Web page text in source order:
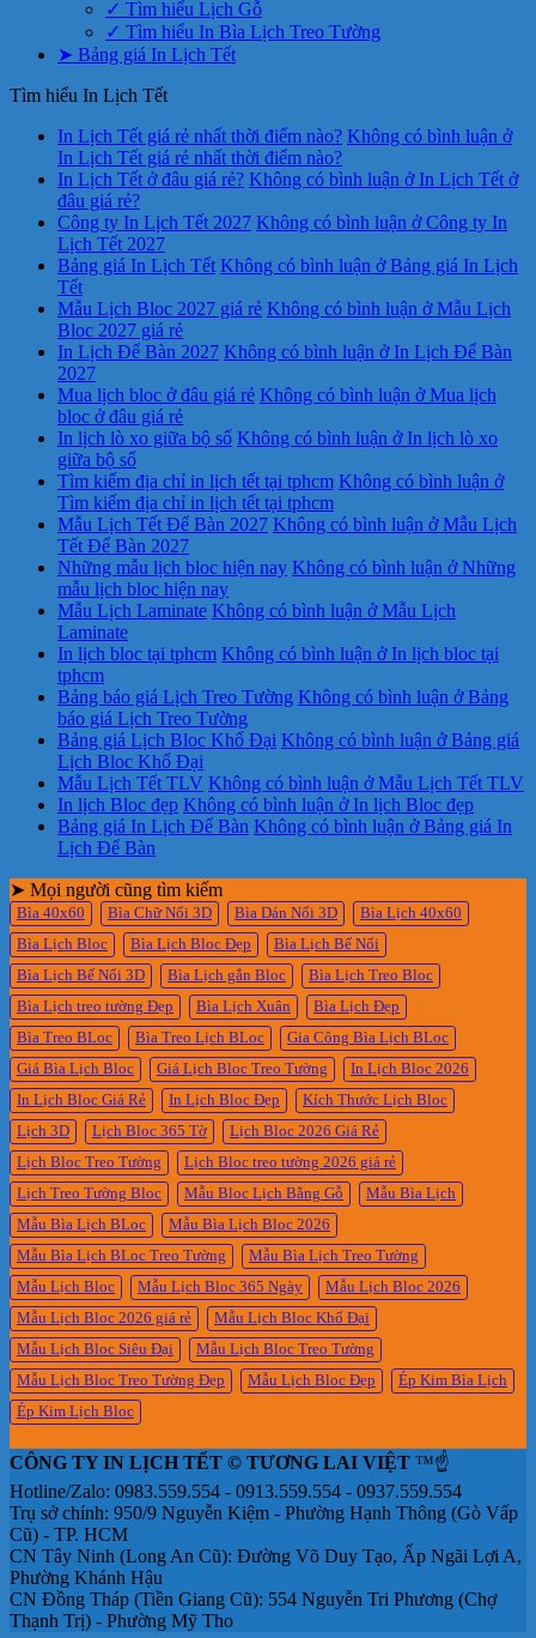
✓ Tìm hiểu Lịch Gỗ
✓ Tìm hiểu In Bìa Lịch Treo Tường
➤ Bảng giá In Lịch Tết
Tìm hiểu In Lịch Tết
In Lịch Tết giá rẻ nhất thời điểm nào? Không có bình luận ở
In Lịch Tết giá rẻ nhất thời điểm nào?
In Lịch Tết ở đâu giá rẻ? Không có bình luận ở In Lịch Tết ở
đâu giá rẻ?
Công ty In Lịch Tết 2027 Không có bình luận ở Công ty In
Lịch Tết 2027
Bảng giá In Lịch Tết Không có bình luận ở Bảng giá In Lịch
Tết
Mẫu Lịch Bloc 2027 giá rẻ Không có bình luận ở Mẫu Lịch
Bloc 2027 giá rẻ
In Lịch Để Bàn 2027 Không có bình luận ở In Lịch Để Bàn
2027
Mua lịch bloc ở đâu giá rẻ Không có bình luận ở Mua lịch
bloc ở đâu giá rẻ
In lịch lò xo giữa bộ số Không có bình luận ở In lịch lò xo
giữa bộ số
Tìm kiếm địa chỉ in lịch tết tại tphcm Không có bình luận ở
Tìm kiếm địa chỉ in lịch tết tại tphcm
Mẫu Lịch Tết Để Bàn 2027 Không có bình luận ở Mẫu Lịch
Tết Để Bàn 2027
Những mẫu lịch bloc hiện nay Không có bình luận ở Những
mẫu lịch bloc hiện nay
Mẫu Lịch Laminate Không có bình luận ở Mẫu Lịch
Laminate
In lịch bloc tại tphcm Không có bình luận ở In lịch bloc tại
tphcm
Bảng báo giá Lịch Treo Tường Không có bình luận ở Bảng
báo giá Lịch Treo Tường
Bảng giá Lịch Bloc Khổ Đại Không có bình luận ở Bảng giá
Lịch Bloc Khổ Đại
Mẫu Lịch Tết TLV Không có bình luận ở Mẫu Lịch Tết TLV
In lịch Bloc đẹp Không có bình luận ở In lịch Bloc đẹp
Bảng giá In Lịch Để Bàn Không có bình luận ở Bảng giá In
Lịch Để Bàn
➤ Mọi người cũng tìm kiếm
Bìa 40x60 Bìa Chữ Nổi 3D Bìa Dán Nổi 3D
Bìa Lịch 40x60
Bìa Lịch Bloc
Bìa Lịch Bloc Đẹp
Bìa Lịch Bế Nổi
Bìa Lịch Bế Nổi 3D
Bìa Lịch gắn Bloc
Bìa Lịch Treo Bloc
Bìa Lịch treo tường Đẹp
Bìa Lịch Xuân
Bìa Lịch Đẹp
Bìa Treo BLoc
Bìa Treo Lịch BLoc
Gia Công Bìa Lịch BLoc
Giá Bìa Lịch Bloc
Giá Lịch Bloc Treo Tường
In Lịch Bloc 2026
In Lịch Bloc Giá Rẻ
In Lịch Bloc Đẹp
Kích Thước Lịch Bloc
Lịch 3D
Lịch Bloc 365 Tờ
Lịch Bloc 2026 Giá Rẻ
Lịch Bloc Treo Tường
Lịch Bloc treo tường 2026 giá rẻ
Lịch Treo Tường Bloc
Mẫu Bloc Lịch Bằng Gỗ
Mẫu Bìa Lịch
Mẫu Bìa Lịch BLoc
Mẫu Bìa Lịch Bloc 2026
Mẫu Bìa Lịch BLoc Treo Tường
Mẫu Bìa Lịch Treo Tường
Mẫu Lịch Bloc
Mẫu Lịch Bloc 365 Ngày
Mẫu Lịch Bloc 2026
Mẫu Lịch Bloc 2026 giá rẻ
Mẫu Lịch Bloc Khổ Đại
Mẫu Lịch Bloc Siêu Đại
Mẫu Lịch Bloc Treo Tường
Mẫu Lịch Bloc Treo Tường Đẹp
Mẫu Lịch Bloc Đẹp
Ép Kim Bìa Lịch
Ép Kim Lịch Bloc
CÔNG TY IN LỊCH TẾT © TƯƠNG LAI VIỆT ™☝️
Hotline/Zalo: 0983.559.554 - 0913.559.554 - 0937.559.554
Trụ sở chính: 950/9 Nguyễn Kiệm - Phường Hạnh Thông (Gò Vấp
Cũ) - TP. HCM
CN Tây Ninh (Long An Cũ): Đường Võ Duy Tạo, Ấp Ngãi Lợi A,
Phường Khánh Hậu
CN Đồng Tháp (Tiền Giang Cũ): 554 Nguyễn Tri Phương (Chợ
Thạnh Trị) - Phường Mỹ Tho